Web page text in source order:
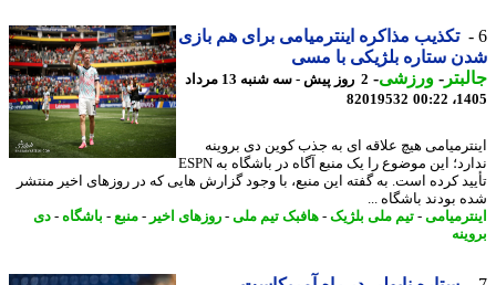
تکذیب مذاکره اینترمیامی برای هم بازی
ستاره بلژیکی با مسی
-ورزشی-
2 روز پیش - سه شنبه 13 مرداد
82019532
هیچ علاقه ای به جذب کوین دی بروینه
ندارد؛ این موضوع را یک منبع آگاه در باشگاه به ESPN
کرده است. به گفته این منبع، با وجود گزارش هایی که در روزهای اخیر منتشر
بودند باشگاه ...
-تیم ملی بلژیک-هافبک تیم ملی -روزهای اخیر -منبع -باشگاه-دی